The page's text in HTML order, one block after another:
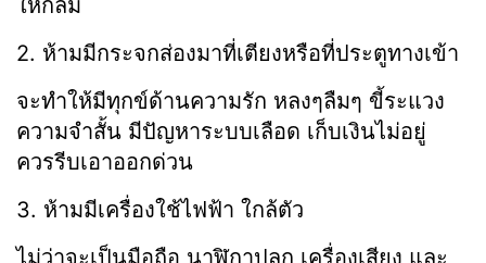
ให้กลม
2. ห้ามมีกระจกส่องมาที่เตียงหรือที่ประตูทางเข้า
จะทำให้มีทุกข์ด้านความรัก หลงๆลืมๆ ขี้ระแวง
ความจำสั้น มีปัญหาระบบเลือด เก็บเงินไม่อยู่
ควรรีบเอาออกด่วน
3. ห้ามมีเครื่องใช้ไฟฟ้า ใกล้ตัว
ไม่ว่าจะเป็นมือถือ นาฬิกาปลุก เครื่องเสียง และ